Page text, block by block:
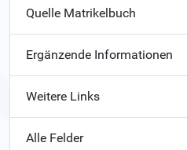
Quelle Matrikelbuch
Ergänzende Informationen
Weitere Links
Alle Felder